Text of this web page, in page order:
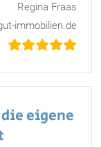
Regina Fraas
immobilien.de
eigene